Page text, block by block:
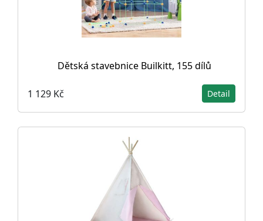
Dětská stavebnice Builkitt, 155 dílů
1 129 Kč Detail